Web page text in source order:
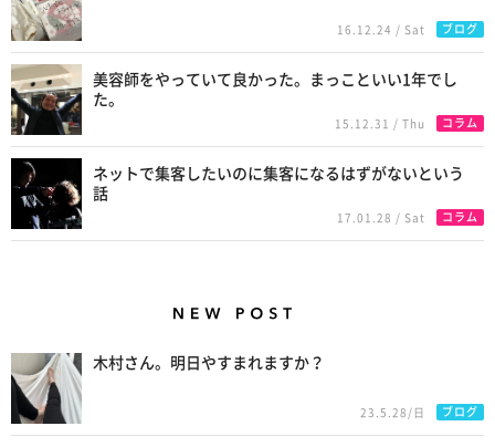
16.12.24 / Sat ブログ
美容師をやっていて良かった。まっこといい1年でし
た。
15.12.31 / Thu コラム
ネットで集客したいのに集客になるはずがないという
話
17.01.28 / Sat コラム
木村さん。明日やすまれますか？
23.5.28/日 ブログ